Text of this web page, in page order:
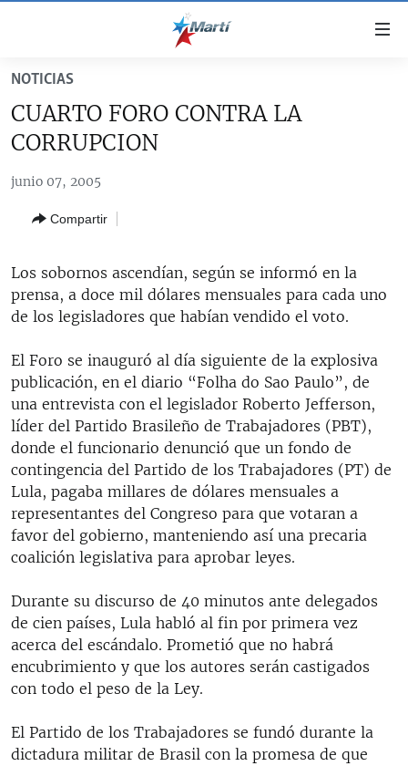
accesibilidad
contenido
principal
búsqueda
#11JCUBA, 5 AÑOS DESPUÉS
SOBRE CUBA
AMÉRICA 250
AMÉRICA LATINA
INMIGRACIÓN
DEPORTES
ARTE Y ENTRETENIMIENTO
OPINIÓN GRÁFICA
AUDIOVISUALES MARTÍ
RADIO MARTÍ
ESPECIALES
ESPECIALES
LA REALIDAD DE LA VIVIENDA EN CUBA
SER VIEJO EN CUBA
LOS SANTOS DE HIALEAH
DESINFORMACIÓN RUSA EN AMÉRICA LATINA
LA INVASIÓN DE RUSIA A UCRANIA
MULTIMEDIA
EDITORIALES
NOTICIAS
CUARTO FORO CONTRA LA
CORRUPCION
junio 07, 2005
Compartir
Los sobornos ascendían, según se informó en la
prensa, a doce mil dólares mensuales para cada uno
de los legisladores que habían vendido el voto.
El Foro se inauguró al día siguiente de la explosiva
publicación, en el diario “Folha do Sao Paulo”, de
una entrevista con el legislador Roberto Jefferson,
líder del Partido Brasileño de Trabajadores (PBT),
donde el funcionario denunció que un fondo de
contingencia del Partido de los Trabajadores (PT) de
Lula, pagaba millares de dólares mensuales a
representantes del Congreso para que votaran a
favor del gobierno, manteniendo así una precaria
coalición legislativa para aprobar leyes.
Durante su discurso de 40 minutos ante delegados
de cien países, Lula habló al fin por primera vez
acerca del escándalo. Prometió que no habrá
encubrimiento y que los autores serán castigados
con todo el peso de la Ley.
El Partido de los Trabajadores se fundó durante la
dictadura militar de Brasil con la promesa de que